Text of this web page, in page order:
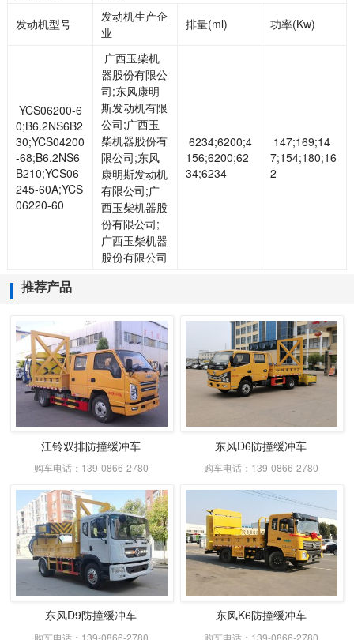
发动机型号
发动机生产企
业
排量(ml) 功率(Kw)
YCS06200-6
0;B6.2NS6B2
30;YCS04200
-68;B6.2NS6
B210;YCS06
245-60A;YCS
06220-60
广西玉柴机
器股份有限公
司;东风康明
斯发动机有限
公司;广西玉
柴机器股份有
限公司;东风
康明斯发动机
有限公司;广
西玉柴机器股
份有限公司;
广西玉柴机器
股份有限公司
6234;6200;4
156;6200;62
34;6234
147;169;14
7;154;180;16
2
推荐产品
江铃双排防撞缓冲车
购车电话：139-0866-2780
东风D6防撞缓冲车
购车电话：139-0866-2780
东风D9防撞缓冲车
购车电话：139-0866-2780
东风K6防撞缓冲车
购车电话：139-0866-2780